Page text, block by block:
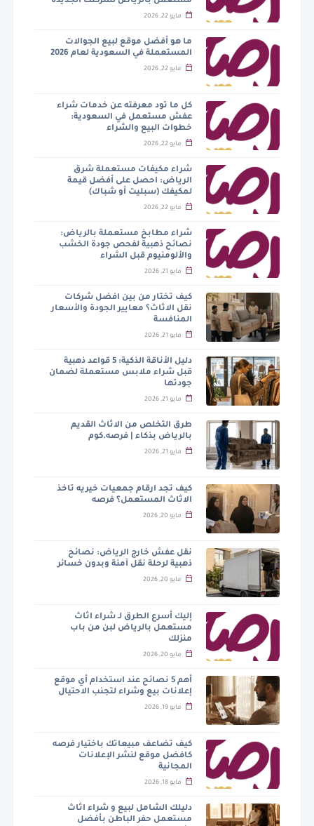
مايو 22, 2026
ما هو أفضل موقع لبيع الجوالات
المستعملة في السعودية لعام 2026
مايو 22, 2026
كل ما تود معرفته عن خدمات شراء
عفش مستعمل في السعودية:
خطوات البيع والشراء
مايو 22, 2026
شراء مكيفات مستعملة شرق
الرياض: احصل على أفضل قيمة
لمكيفك (سبليت أو شباك)
مايو 22, 2026
شراء مطابخ مستعملة بالرياض:
نصائح ذهبية لفحص جودة الخشب
والألومنيوم قبل الشراء
مايو 21, 2026
كيف تختار من بين افضل شركات
نقل الاثاث؟ معايير الجودة والأسعار
المنافسة
مايو 21, 2026
دليل الأناقة الذكية: 5 قواعد ذهبية
قبل شراء ملابس مستعملة لضمان
جودتها
مايو 21, 2026
طرق التخلص من الاثاث القديم
بالرياض بذكاء | فرصه.كوم
مايو 21, 2026
كيف تجد ارقام جمعيات خيريه تاخذ
الاثاث المستعمل؟ فرصه
مايو 20, 2026
نقل عفش خارج الرياض: نصائح
ذهبية لرحلة نقل آمنة وبدون خسائر
مايو 20, 2026
إليك أسرع الطرق لـ شراء اثاث
مستعمل بالرياض لبن من باب
منزلك
مايو 20, 2026
أهم 5 نصائح عند استخدام أي موقع
إعلانات بيع وشراء لتجنب الاحتيال
مايو 19, 2026
كيف تضاعف مبيعاتك باختيار فرصه
كافضل موقع لنشر الإعلانات
المجانية
مايو 18, 2026
دليلك الشامل لبيع و شراء اثاث
مستعمل حفر الباطن بأفضل